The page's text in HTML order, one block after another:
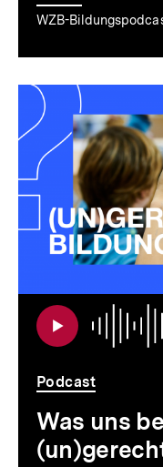
WZB-
Podcast
Was uns